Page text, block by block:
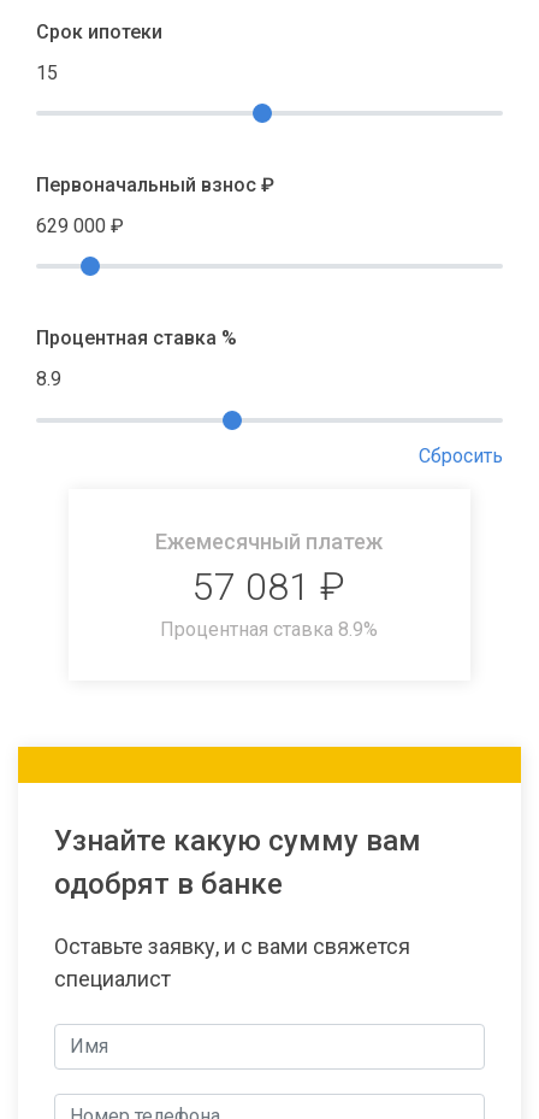
Срок ипотеки
15
Первоначальный взнос ₽
629 000 ₽
Процентная ставка %
8.9
Сбросить
Ежемесячный платеж
57 081 ₽
Процентная ставка 8.9%
Узнайте какую сумму вам
одобрят в банке
Оставьте заявку, и с вами свяжется
специалист